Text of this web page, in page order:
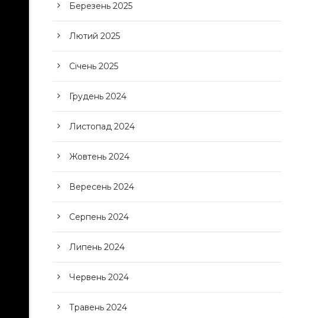
Березень 2025
Лютий 2025
Січень 2025
Грудень 2024
Листопад 2024
Жовтень 2024
Вересень 2024
Серпень 2024
Липень 2024
Червень 2024
Травень 2024